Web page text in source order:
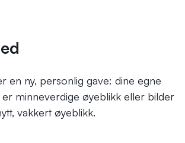
en ny, personlig gave: dine egne
minneverdige øyeblikk eller bilder
vakkert øyeblikk.